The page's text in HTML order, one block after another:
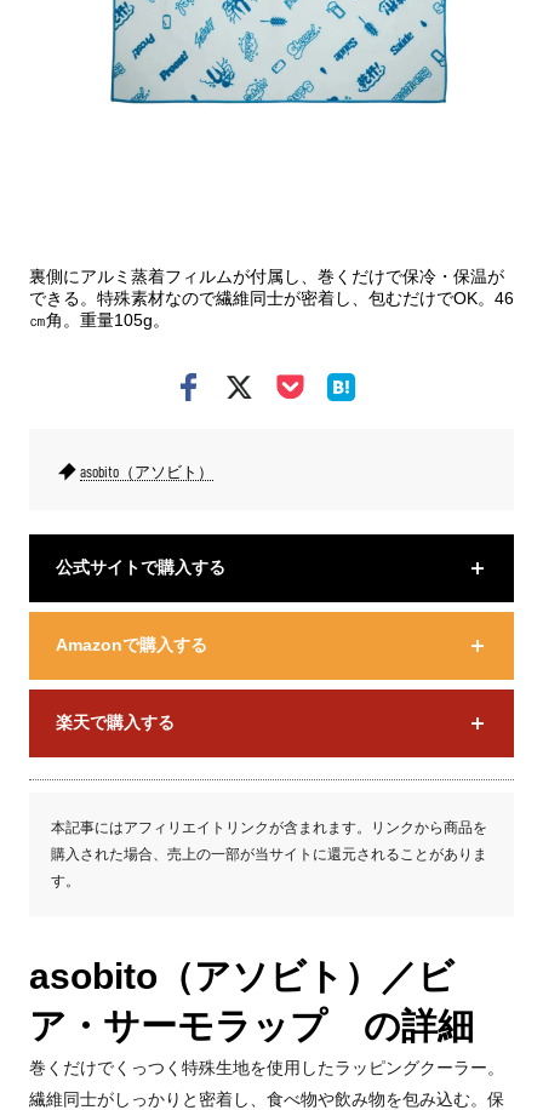
裏側にアルミ蒸着フィルムが付属し、巻くだけで保冷・保温が
できる。特殊素材なので繊維同士が密着し、包むだけでOK。46
㎝角。重量105g。
asobito（アソビト）
公式サイトで購入する
Amazonで購入する
楽天で購入する
本記事にはアフィリエイトリンクが含まれます。リンクから商品を
購入された場合、売上の一部が当サイトに還元されることがありま
す。
asobito（アソビト）／ビ
ア・サーモラップ の詳細
巻くだけでくっつく特殊生地を使用したラッピングクーラー。
繊維同士がしっかりと密着し、食べ物や飲み物を包み込む。保